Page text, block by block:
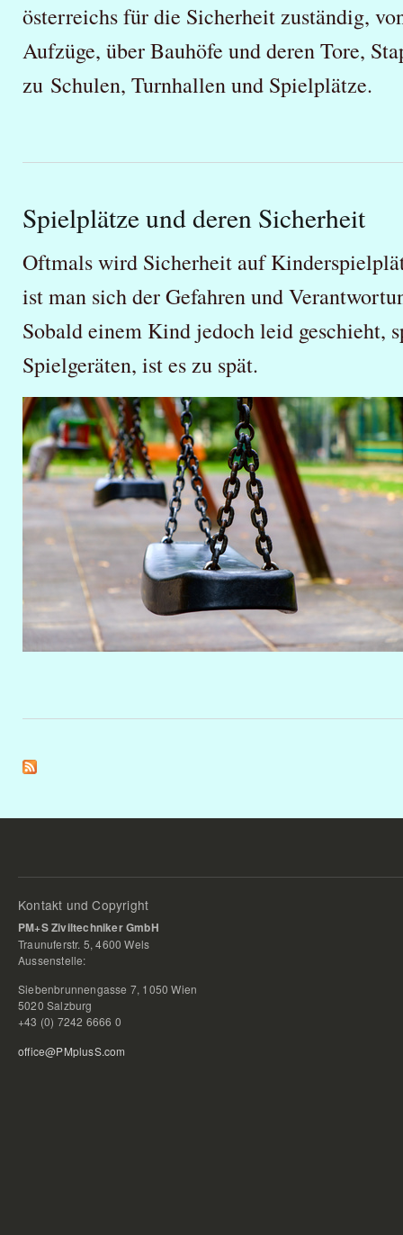
österreichs für die Sicherheit zuständig,
Aufzüge, über Bauhöfe und deren Tore,
zu Schulen, Turnhallen und Spielplätze.
Spielplätze und deren Sicherheit
Oftmals wird Sicherheit auf
ist man sich der Gefahren und
Sobald einem Kind jedoch leid geschieht,
Spielgeräten, ist es zu spät.
Kontakt und Copyright
PM+S Ziviltechniker GmbH
Traunuferstr. 5, 4600 Wels
Aussenstelle:
Siebenbrunnengasse 7, 1050 Wien
5020 Salzburg
+43 (0) 7242 6666 0
office@PMplusS.com